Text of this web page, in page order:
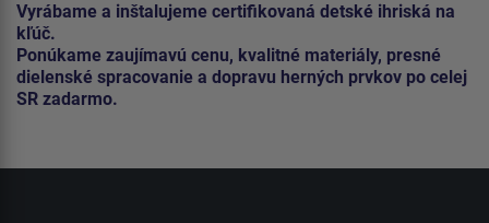
Vyrábame a inštalujeme certifikovaná detské ihriská na
kľúč.
Ponúkame zaujímavú cenu, kvalitné materiály, presné
dielenské spracovanie a dopravu herných prvkov po celej
SR zadarmo.